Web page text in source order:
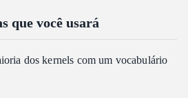
que você usará
dos kernels com um vocabulário